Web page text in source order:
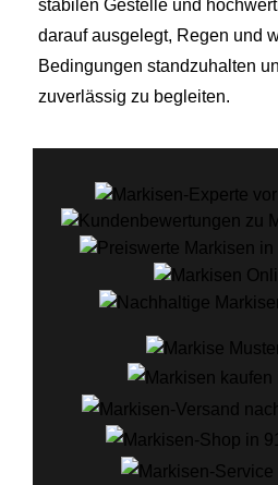
stabilen Gestelle und
darauf ausgelegt, Regen und
Bedingungen standzuhalten
zuverlässig zu begleiten.